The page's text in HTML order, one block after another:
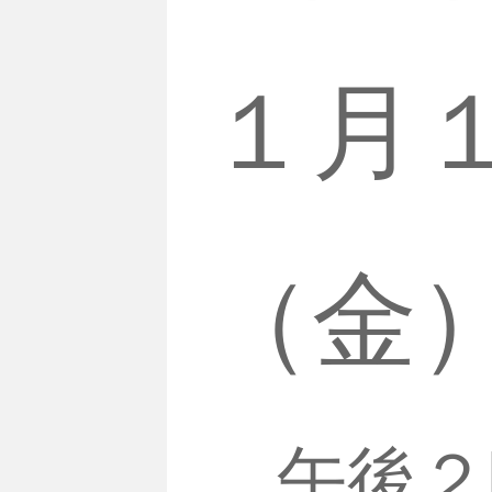
１月
（金）